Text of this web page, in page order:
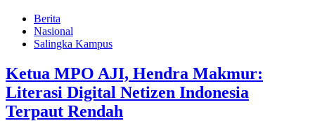
Berita
Nasional
Salingka Kampus
Ketua MPO AJI, Hendra Makmur:
Literasi Digital Netizen Indonesia
Terpaut Rendah